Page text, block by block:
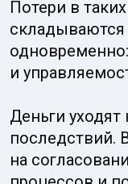
вы в них
Если вы
проверить точку
шаг — не «сразу
эта модель